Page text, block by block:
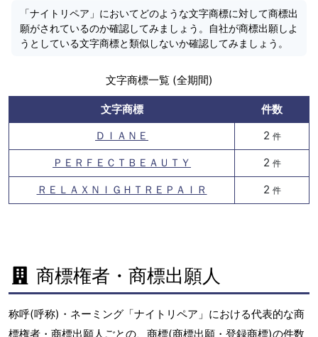
「ナイトリペア」においてどのような文字商標に対して商標出
願がされているのか確認してみましょう。自社が商標出願しよ
うとしている文字商標と類似しないか確認してみましょう。
文字商標一覧 (全期間)
文字商標
件数
ＤＩＡＮＥ
2 件
ＰＥＲＦＥＣＴＢＥＡＵＴＹ 2 件
ＲＥＬＡＸＮＩＧＨＴＲＥＰＡＩＲ 2 件
商標権者・商標出願人
称呼(呼称)・ネーミング「ナイトリペア」における代表的な商
標権者・商標出願人ごとの、商標(商標出願・登録商標)の件数